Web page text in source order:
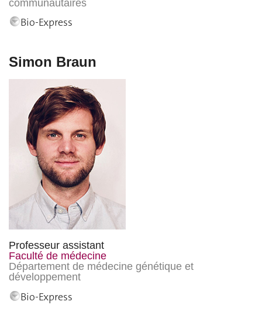
communautaires
Bio-Express
Simon Braun
Professeur assistant
Faculté de médecine
Département de médecine génétique et
développement
Bio-Express